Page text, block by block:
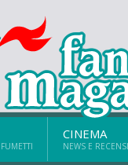
CINEMA
NEWS E